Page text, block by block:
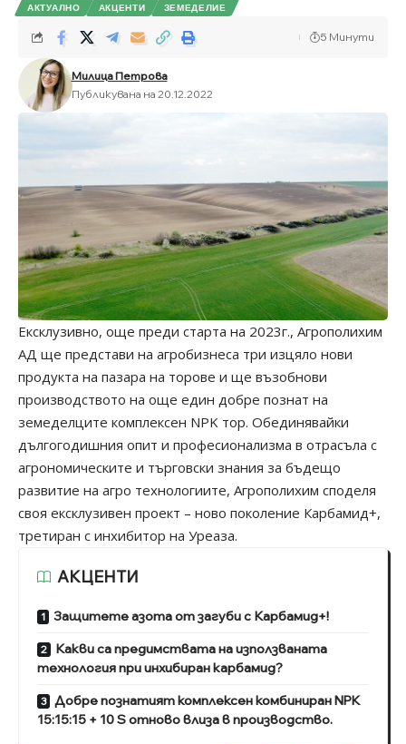
АКТУАЛНО АКЦЕНТИ ЗЕМЕДЕЛИЕ
Милица Петрова
Публикувана на 20.12.2022
5 Минути
Ексклузивно, още преди старта на 2023г., Агрополихим
АД ще представи на агробизнеса три изцяло нови
продукта на пазара на торове и ще възобнови
производството на още един добре познат на
земеделците комплексен NPK тор. Обединявайки
дългогодишния опит и професионализма в отрасъла с
агрономическите и търговски знания за бъдещо
развитие на агро технологиите, Агрополихим споделя
своя ексклузивен проект – ново поколение Карбамид+,
третиран с инхибитор на Уреаза.
АКЦЕНТИ
Защитете азота от загуби с Карбамид+!
Какви са предимствата на използваната
технология при инхибиран карбамид?
Добре познатият комплексен комбиниран NPK
15:15:15 + 10 S отново влиза в производство.